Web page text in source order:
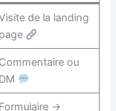
de la landing
page
Commentaire ou
DM
Formulaire →